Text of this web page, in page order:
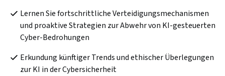
Lernen Sie fortschrittliche Verteidigungsmechanismen
und proaktive Strategien zur Abwehr von KI-gesteuerten
Cyber-Bedrohungen
Erkundung künftiger Trends und ethischer Überlegungen
zur KI in der Cybersicherheit